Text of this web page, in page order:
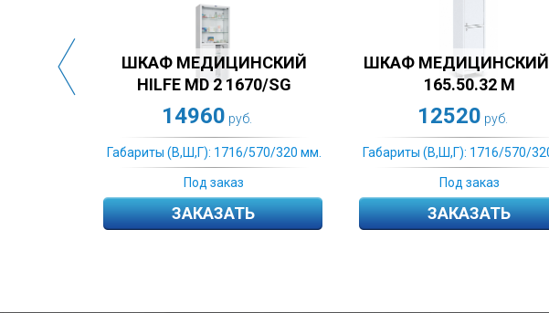
ШКАФ МЕДИЦИНСКИЙ M1
165.50.32 М
12520руб.
Габариты (В,Ш,Г): 1716/570/320 мм.
Под заказ
ЗАКАЗАТЬ
ШКАФ МЕДИЦИНСКИЙ M1
165.50.32 С
12520руб.
Габариты (В,Ш,Г): 1716/570/320 мм.
Под заказ
ЗАКАЗАТЬ